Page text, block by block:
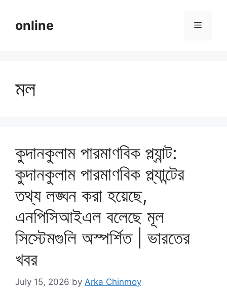
contentonline Menu
মল
কুদানকুলাম পারমাণবিক প্ল্যান্ট:
কুদানকুলাম পারমাণবিক প্ল্যান্টের
তথ্য লঙ্ঘন করা হয়েছে,
এনপিসিআইএল বলেছে মূল
সিস্টেমগুলি অস্পর্শিত | ভারতের
খবর
July 15, 2026 by Arka Chinmoy